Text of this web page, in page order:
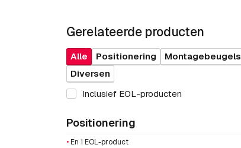
Gerelateerde producten
Alle Positionering Montagebeugels
Diversen
Inclusief EOL-producten
Positionering
• En 1 EOL-product